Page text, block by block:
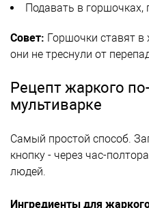
Подавать в горшочках,
Совет: Горшочки ставят в
они не треснули от
Рецепт жаркого
мультиварке
Самый простой способ.
кнопку - через час-
людей.
Ингредиенты для